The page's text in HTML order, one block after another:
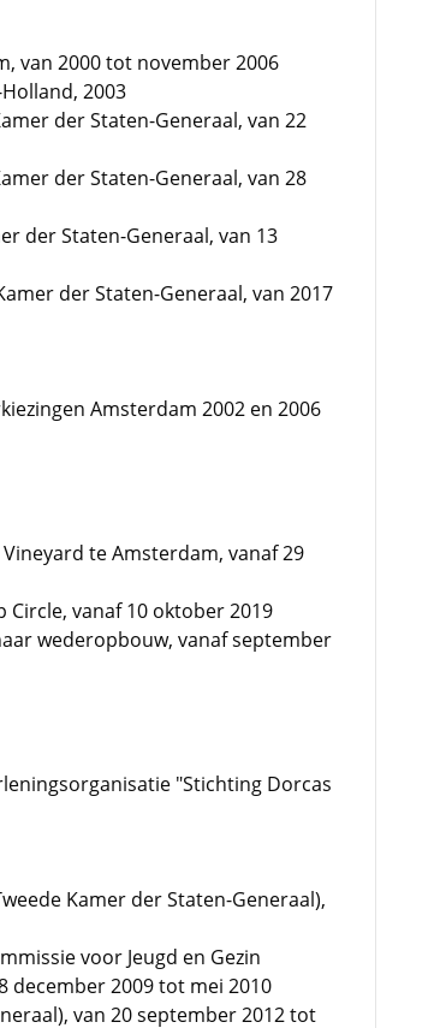
van 2000 tot november 2006
2003
der Staten-Generaal, van 22
der Staten-Generaal, van 28
der Staten-Generaal, van 13
der Staten-Generaal, van 2017
Amsterdam 2002 en 2006
te Amsterdam, vanaf 29
vanaf 10 oktober 2019
wederopbouw, vanaf september
"Stichting Dorcas
Kamer der Staten-Generaal),
voor Jeugd en Gezin
december 2009 tot mei 2010
van 20 september 2012 tot